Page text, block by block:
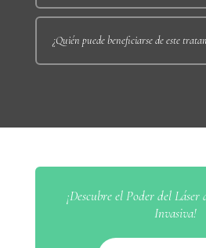
¿Quién puede beneficiarse de este
¡Descubre el Poder del
Invasiva!